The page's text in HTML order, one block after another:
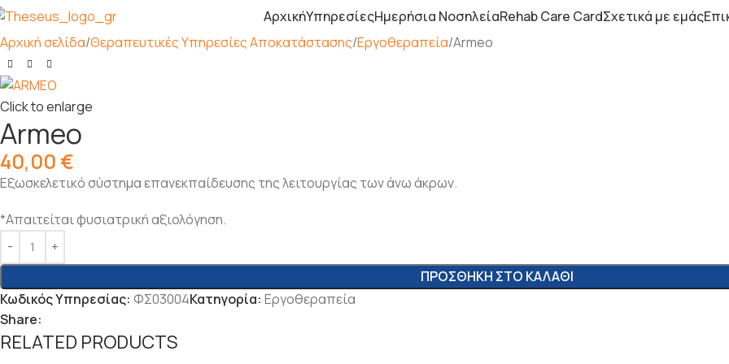
ΑρχικήΥπηρεσίεςΗμερήσια ΝοσηλείαRehab Care CardΣχετικά με εμάς
Αρχική σελίδα Θεραπευτικές Υπηρεσίες Αποκατάστασης Εργοθεραπεία Armeo
Click to enlarge
Armeo
40,00 €
Εξωσκελετικό σύστημα επανεκπαίδευσης της λειτουργίας των άνω άκρων.
*Απαιτείται φυσιατρική αξιολόγηση.
ΠΡΟΣΘΉΚΗ ΣΤΟ ΚΑΛΆΘΙ
Κωδικός Υπηρεσίας: ΦΣ03004Κατηγορία: Εργοθεραπεία
Share:
RELATED PRODUCTS